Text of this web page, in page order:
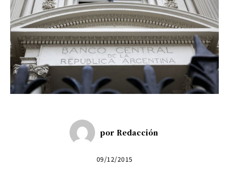
por Redacción
09/12/2015